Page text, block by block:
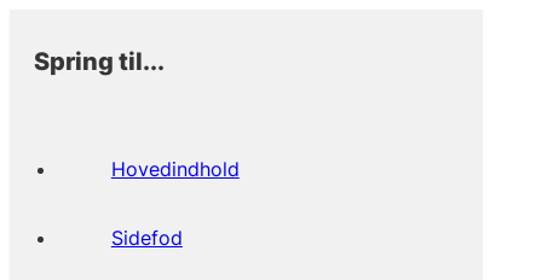
Spring til...
Hovedindhold
Sidefod